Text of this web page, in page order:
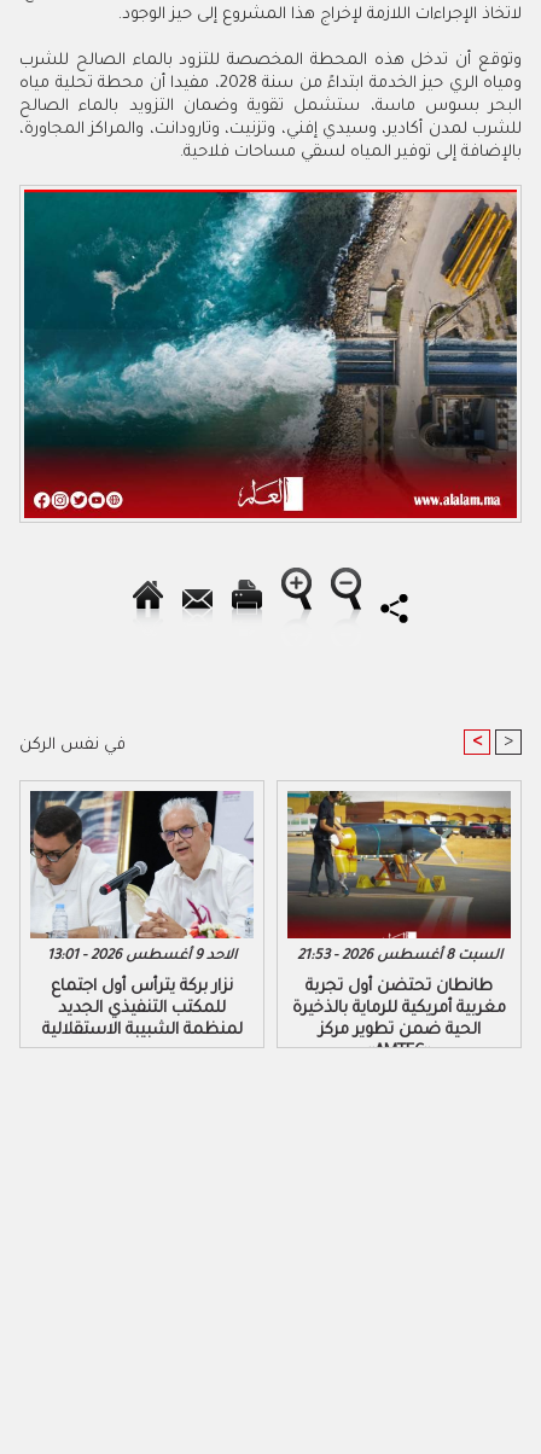
لاتخاذ الإجراءات اللازمة لإخراج هذا المشروع إلى حيز الوجود.
وتوقع أن تدخل هذه المحطة المخصصة للتزود بالماء الصالح للشرب
ومياه الري حيز الخدمة ابتداءً من سنة 2028، مفيدا أن محطة تحلية مياه
البحر بسوس ماسة، ستشمل تقوية وضمان التزويد بالماء الصالح
للشرب لمدن أكادير، وسيدي إفني، وتزنيت، وتارودانت، والمراكز المجاورة،
بالإضافة إلى توفير المياه لسقي مساحات فلاحية.
في نفس الركن < >
الاحد 9 أغسطس 2026 - 13:01
نزار بركة يترأس أول اجتماع
للمكتب التنفيذي الجديد
لمنظمة الشبيبة الاستقلالية
السبت 8 أغسطس 2026 - 21:53
طانطان تحتضن أول تجربة
مغربية أمريكية للرماية بالذخيرة
الحية ضمن تطوير مركز
«AMTEC»